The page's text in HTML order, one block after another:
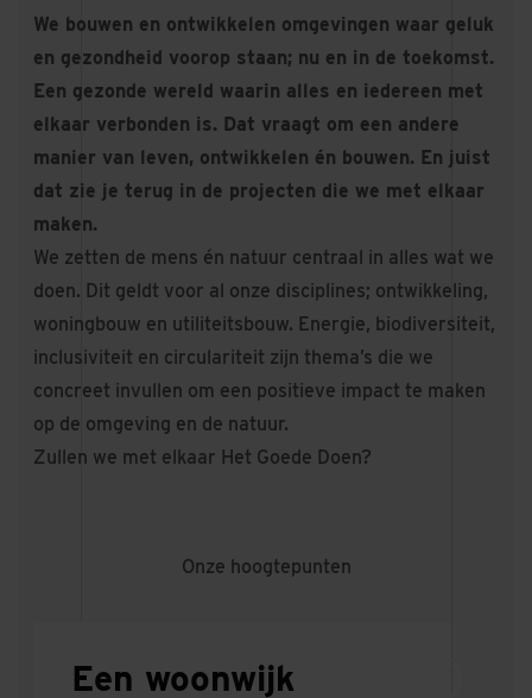
We bouwen en ontwikkelen omgevingen waar geluk
en gezondheid voorop staan; nu en in de toekomst.
Een gezonde wereld waarin alles en iedereen met
elkaar verbonden is. Dat vraagt om een andere
manier van leven, ontwikkelen én bouwen. En juist
dat zie je terug in de projecten die we met elkaar
maken.
We zetten de mens én natuur centraal in alles wat we
doen. Dit geldt voor al onze disciplines; ontwikkeling,
woningbouw en utiliteitsbouw. Energie, biodiversiteit,
inclusiviteit en circulariteit zijn thema’s die we
concreet invullen om een positieve impact te maken
op de omgeving en de natuur.
Zullen we met elkaar Het Goede Doen?
Onze hoogtepunten
Een woonwijk